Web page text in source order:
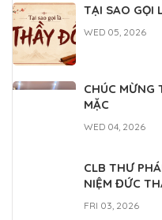
TẠI SAO GỌI
WED 05, 2026
CHÚC MỪNG
MẶC
WED 04, 2026
CLB THƯ
NIỆM ĐỨC
FRI 03, 2026